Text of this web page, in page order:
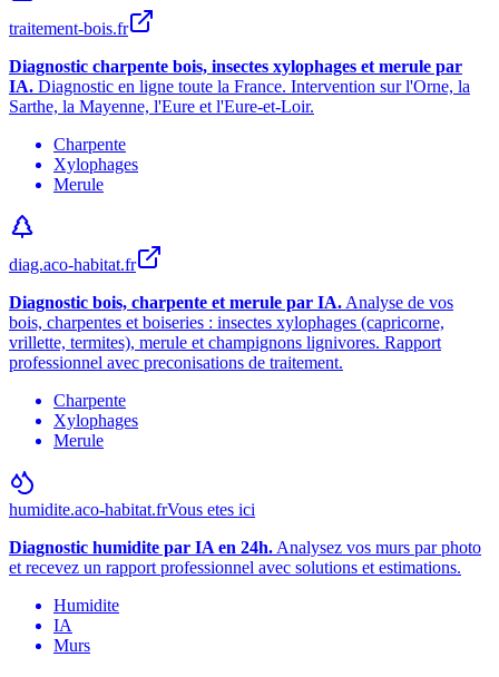
traitement-bois.fr
Diagnostic charpente bois, insectes xylophages et merule par
IA. Diagnostic en ligne toute la France. Intervention sur l'Orne, la
Sarthe, la Mayenne, l'Eure et l'Eure-et-Loir.
Charpente
Xylophages
Merule
diag.aco-habitat.fr
Diagnostic bois, charpente et merule par IA.Analyse de vos
bois, charpentes et boiseries : insectes xylophages (capricorne,
vrillette, termites), merule et champignons lignivores. Rapport
professionnel avec preconisations de traitement.
Charpente
Xylophages
Merule
humidite.aco-habitat.frVous etes ici
Diagnostic humidite par IA en 24h.Analysez vos murs par photo
et recevez un rapport professionnel avec solutions et estimations.
Humidite
IA
Murs